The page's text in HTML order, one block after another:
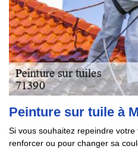
Peinture sur tuile à
Si vous souhaitez repeindre
renforcer ou pour changer sa